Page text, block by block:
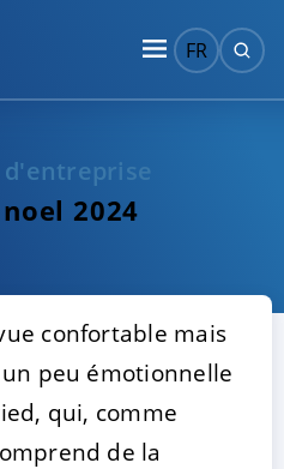
FR
2024
confortable mais
peu émotionnelle
qui, comme
de la